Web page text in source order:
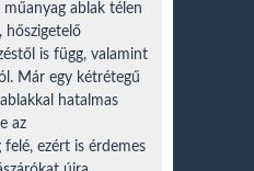
ablak télen
hőszigetelő
is függ, valamint
Már egy kétrétegű
hatalmas
az
felé, ezért is érdemes